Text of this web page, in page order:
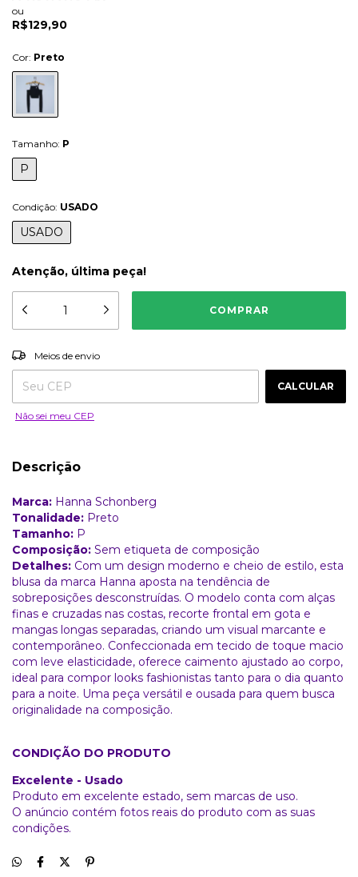
ou
R$129,90
Cor: Preto
Tamanho: P
P
Condição: USADO
USADO
Atenção, última peça!
Entregas para o CEP:
Meios de envio
CALCULAR
Não sei meu CEP
Descrição
Marca: Hanna Schonberg
Tonalidade: Preto
Tamanho: P
Composição: Sem etiqueta de composição
Detalhes: Com um design moderno e cheio de estilo, esta
blusa da marca Hanna aposta na tendência de
sobreposições desconstruídas. O modelo conta com alças
finas e cruzadas nas costas, recorte frontal em gota e
mangas longas separadas, criando um visual marcante e
contemporâneo. Confeccionada em tecido de toque macio
com leve elasticidade, oferece caimento ajustado ao corpo,
ideal para compor looks fashionistas tanto para o dia quanto
para a noite. Uma peça versátil e ousada para quem busca
originalidade na composição.
CONDIÇÃO DO PRODUTO
Excelente - Usado
Produto em excelente estado, sem marcas de uso.
O anúncio contém fotos reais do produto com as suas
condições.